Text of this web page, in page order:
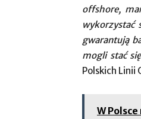
offshore,
wykorzystać
gwarantują
mogli stać
Polskich Linii
W